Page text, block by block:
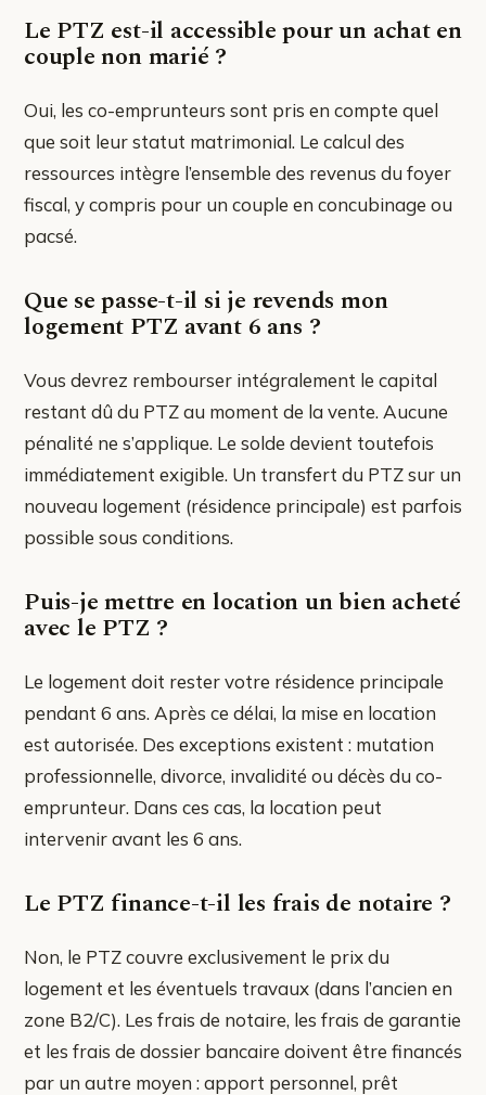
Le PTZ est-il accessible pour un achat en
couple non marié ?
Oui, les co-emprunteurs sont pris en compte quel
que soit leur statut matrimonial. Le calcul des
ressources intègre l’ensemble des revenus du foyer
fiscal, y compris pour un couple en concubinage ou
pacsé.
Que se passe-t-il si je revends mon
logement PTZ avant 6 ans ?
Vous devrez rembourser intégralement le capital
restant dû du PTZ au moment de la vente. Aucune
pénalité ne s’applique. Le solde devient toutefois
immédiatement exigible. Un transfert du PTZ sur un
nouveau logement (résidence principale) est parfois
possible sous conditions.
Puis-je mettre en location un bien acheté
avec le PTZ ?
Le logement doit rester votre résidence principale
pendant 6 ans. Après ce délai, la mise en location
est autorisée. Des exceptions existent : mutation
professionnelle, divorce, invalidité ou décès du co-
emprunteur. Dans ces cas, la location peut
intervenir avant les 6 ans.
Le PTZ finance-t-il les frais de notaire ?
Non, le PTZ couvre exclusivement le prix du
logement et les éventuels travaux (dans l’ancien en
zone B2/C). Les frais de notaire, les frais de garantie
et les frais de dossier bancaire doivent être financés
par un autre moyen : apport personnel, prêt